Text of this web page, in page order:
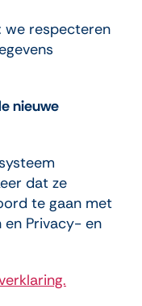
we respecteren
nieuwe
dat ze
te gaan met
en Privacy- en